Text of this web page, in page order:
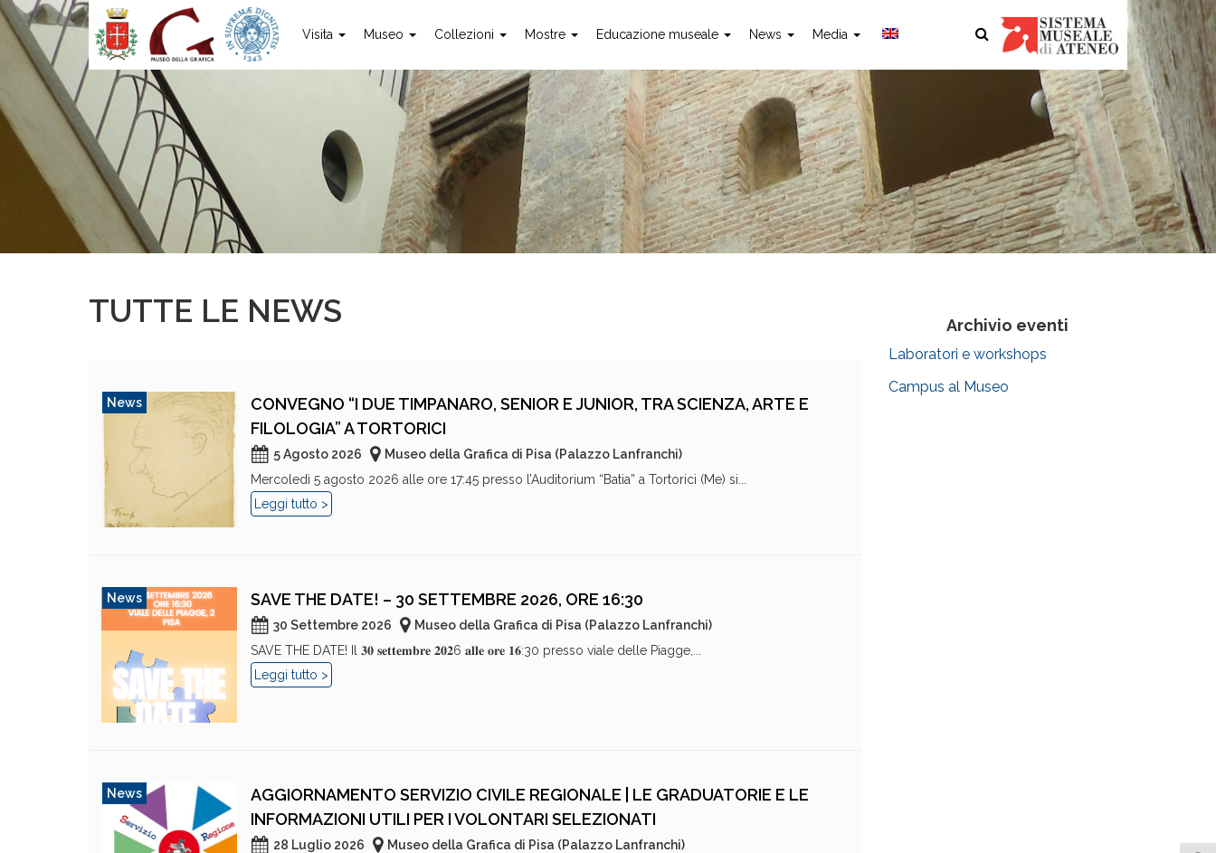
Visita Museo Collezioni Mostre Educazione museale News Media
TUTTE LE NEWS
News
CONVEGNO “I DUE TIMPANARO, SENIOR E JUNIOR, TRA SCIENZA, ARTE E
FILOLOGIA” A TORTORICI
5 Agosto 2026
Museo della Grafica di Pisa (Palazzo Lanfranchi)
Mercoledì 5 agosto 2026 alle ore 17:45 presso l’Auditorium “Batia” a Tortorici (Me) si...
Leggi tutto >
News SAVE THE DATE! – 30 SETTEMBRE 2026, ORE 16:30
30 Settembre 2026
Museo della Grafica di Pisa (Palazzo Lanfranchi)
SAVE THE DATE! Il 𝟑𝟎 𝐬𝐞𝐭𝐭𝐞𝐦𝐛𝐫𝐞 𝟐𝟎𝟐6 𝐚𝐥𝐥𝐞 𝐨𝐫𝐞 𝟏𝟔:30 presso viale delle Piagge,...
Leggi tutto >
News
AGGIORNAMENTO SERVIZIO CIVILE REGIONALE | LE GRADUATORIE E LE
INFORMAZIONI UTILI PER I VOLONTARI SELEZIONATI
28 Luglio 2026
Museo della Grafica di Pisa (Palazzo Lanfranchi)
Archivio eventi
Laboratori e workshops
Campus al Museo